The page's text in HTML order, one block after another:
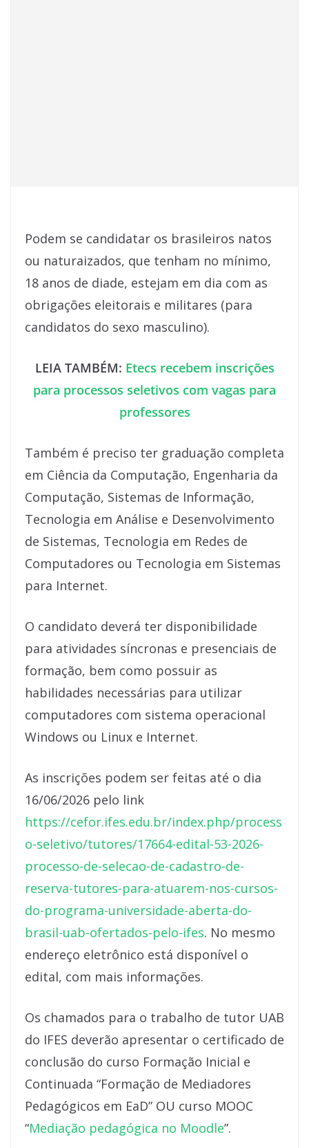
Podem se candidatar os brasileiros natos
ou naturaizados, que tenham no mínimo,
18 anos de diade, estejam em dia com as
obrigações eleitorais e militares (para
candidatos do sexo masculino).
LEIA TAMBÉM: Etecs recebem inscrições
para processos seletivos com vagas para
professores
Também é preciso ter graduação completa
em Ciência da Computação, Engenharia da
Computação, Sistemas de Informação,
Tecnologia em Análise e Desenvolvimento
de Sistemas, Tecnologia em Redes de
Computadores ou Tecnologia em Sistemas
para Internet.
O candidato deverá ter disponibilidade
para atividades síncronas e presenciais de
formação, bem como possuir as
habilidades necessárias para utilizar
computadores com sistema operacional
Windows ou Linux e Internet.
As inscrições podem ser feitas até o dia
16/06/2026 pelo link
https://cefor.ifes.edu.br/index.php/process
o-seletivo/tutores/17664-edital-53-2026-
processo-de-selecao-de-cadastro-de-
reserva-tutores-para-atuarem-nos-cursos-
do-programa-universidade-aberta-do-
brasil-uab-ofertados-pelo-ifes. No mesmo
endereço eletrônico está disponível o
edital, com mais informações.
Os chamados para o trabalho de tutor UAB
do IFES deverão apresentar o certificado de
conclusão do curso Formação Inicial e
Continuada “Formação de Mediadores
Pedagógicos em EaD” OU curso MOOC
“Mediação pedagógica no Moodle”.